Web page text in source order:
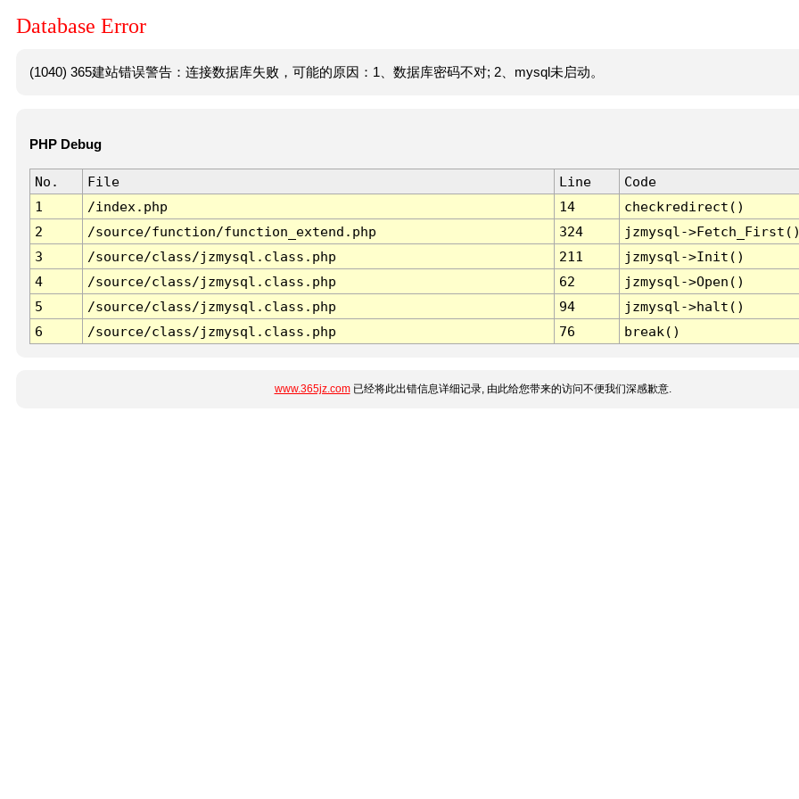
Database Error
(1040) 365建站错误警告：连接数据库失败，可能的原因：1、数据库密码不对; 2、mysql未启动。
PHP Debug
No. File Line
Code
1
/index.php 14
checkredirect()
2
/source/function/function_extend.php 324
jzmysql-
3
/source/class/jzmysql.class.php 211
jzmysql->Init()
4
/source/class/jzmysql.class.php 62
jzmysql->Open()
5
/source/class/jzmysql.class.php 94
jzmysql->halt()
6
/source/class/jzmysql.class.php 76 break()
www.365jz.com已经将此出错信息详细记录, 由此给您带来的访问不便我们深感歉意.